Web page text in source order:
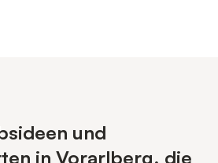
und
in Vorarlberg, die